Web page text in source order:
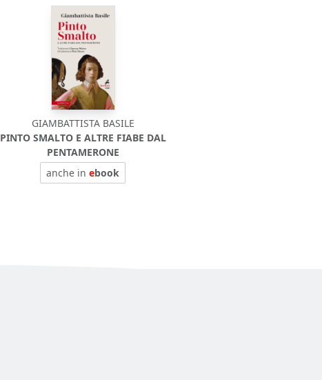
GIAMBATTISTA BASILE
PINTO SMALTO E ALTRE FIABE DAL
PENTAMERONE
anche inebook